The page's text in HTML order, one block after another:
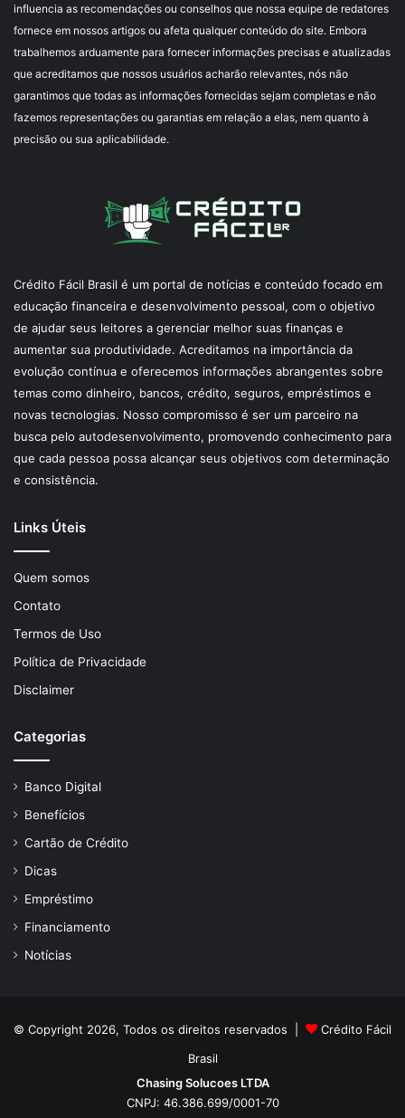
influencia as recomendações ou conselhos que nossa equipe de redatores
fornece em nossos artigos ou afeta qualquer conteúdo do site. Embora
trabalhemos arduamente para fornecer informações precisas e atualizadas
que acreditamos que nossos usuários acharão relevantes, nós não
garantimos que todas as informações fornecidas sejam completas e não
fazemos representações ou garantias em relação a elas, nem quanto à
precisão ou sua aplicabilidade.
Crédito Fácil Brasil é um portal de notícias e conteúdo focado em
educação financeira e desenvolvimento pessoal, com o objetivo
de ajudar seus leitores a gerenciar melhor suas finanças e
aumentar sua produtividade. Acreditamos na importância da
evolução contínua e oferecemos informações abrangentes sobre
temas como dinheiro, bancos, crédito, seguros, empréstimos e
novas tecnologias. Nosso compromisso é ser um parceiro na
busca pelo autodesenvolvimento, promovendo conhecimento para
que cada pessoa possa alcançar seus objetivos com determinação
e consistência.
Links Úteis
Quem somos
Contato
Termos de Uso
Política de Privacidade
Disclaimer
Categorias
Banco Digital
Benefícios
Cartão de Crédito
Dicas
Empréstimo
Financiamento
Notícias
© Copyright 2026, Todos os direitos reservados |
Crédito Fácil
Brasil
Chasing Solucoes LTDA
CNPJ: 46.386.699/0001-70